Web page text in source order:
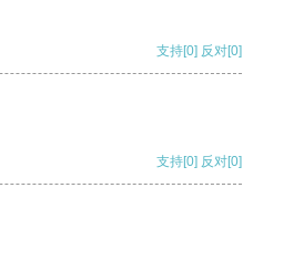
支持[0] 反对[0]
支持[0] 反对[0]